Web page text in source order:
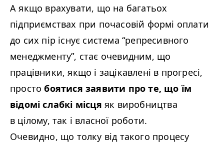
А якщо врахувати, що на багатьох
підприємствах при почасовій формі оплати
до сих пір існує система “репресивного
менеджменту”, стає очевидним, що
працівники, якщо і зацікавлені в прогресі,
простобоятися заявити про те, що їм
відомі слабкі місця як виробництва
в цілому, так і власної роботи.
Очевидно, що толку від такого процесу